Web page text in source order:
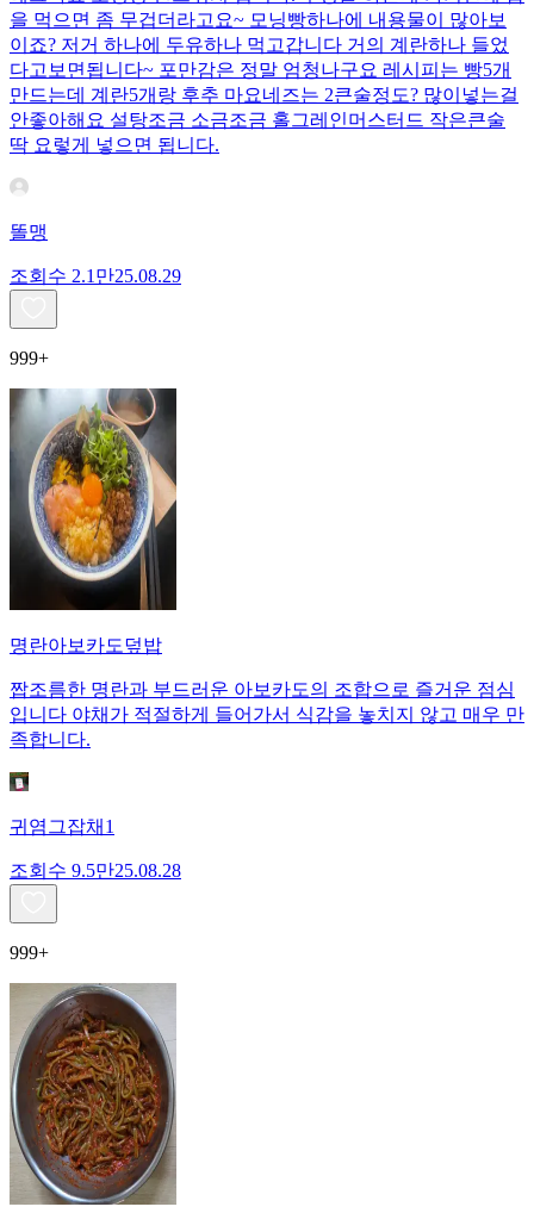
을 먹으면 좀 무겁더라고요~ 모닝빵하나에 내용물이 많아보
이죠? 저거 하나에 두유하나 먹고갑니다 거의 계란하나 들었
다고보면됩니다~ 포만감은 정말 엄청나구요 레시피는 빵5개
만드는데 계란5개랑 후추 마요네즈는 2큰술정도? 많이넣는걸
안좋아해요 설탕조금 소금조금 홀그레인머스터드 작은큰술
딱 요렇게 넣으면 됩니다.
똘맹
조회수 2.1만25.08.29
999+
명란아보카도덮밥
짭조름한 명란과 부드러운 아보카도의 조합으로 즐거운 점심
입니다 야채가 적절하게 들어가서 식감을 놓치지 않고 매우 만
족합니다.
귀염그잡채1
조회수 9.5만25.08.28
999+